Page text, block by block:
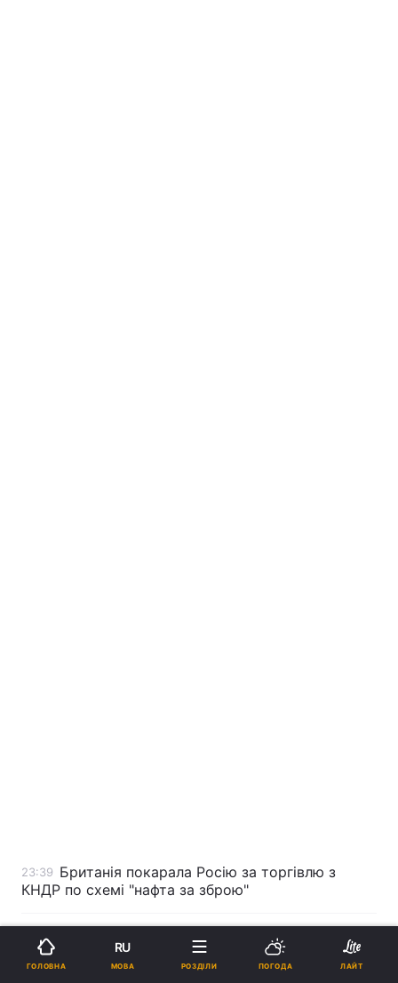
23:39 Британія покарала Росію за торгівлю з
КНДР по схемі "нафта за зброю"
23:37
"Не бачу проблеми": Подоляк про
оновлення даних чоловіками за кордоном
ГОЛОВНА
RU
МОВА РОЗДІЛИ ПОГОДА ЛАЙТ